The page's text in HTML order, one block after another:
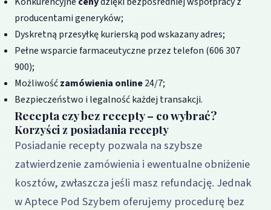
producentami generyków;
Dyskretną przesyłkę kurierską pod wskazany adres;
Pełne wsparcie farmaceutyczne przez telefon (606 307
900);
Możliwośćzamówienia online24/7;
Bezpieczeństwo i legalność każdej transakcji.
Recepta czy bez recepty – co wybrać?
Korzyści z posiadania recepty
Posiadanie recepty pozwala na szybsze
zatwierdzenie zamówienia i ewentualne obniżenie
kosztów, zwłaszcza jeśli masz refundację. Jednak
w Aptece Pod Szybem oferujemy procedurę bez